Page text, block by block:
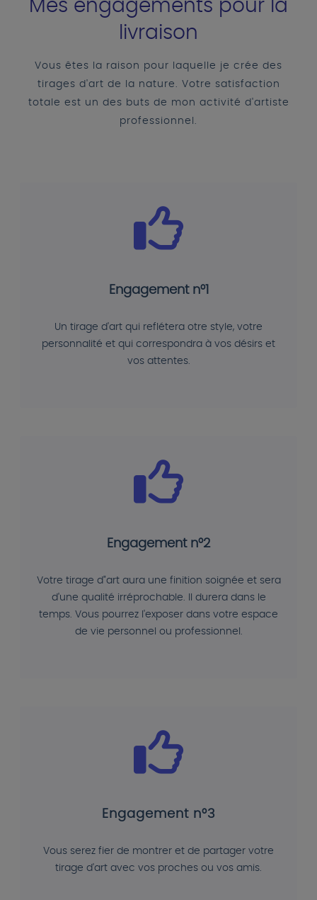
Mes engagements pour la
livraison
Vous êtes la raison pour laquelle je crée des
tirages d'art de la nature. Votre satisfaction
totale est un des buts de mon activité d'artiste
professionnel.
Engagement n°1
Un tirage d'art qui reflétera otre style, votre
personnalité et qui correspondra à vos désirs et
vos attentes.
Engagement n°2
Votre tirage d"art aura une finition soignée et sera
d'une qualité irréprochable. Il durera dans le
temps. Vous pourrez l'exposer dans votre espace
de vie personnel ou professionnel.
Engagement n°3
Vous serez fier de montrer et de partager votre
tirage d'art avec vos proches ou vos amis.